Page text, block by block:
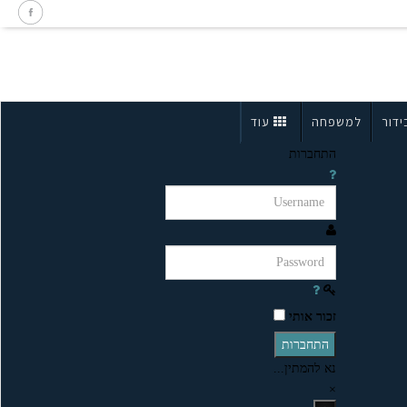
למשפחה עוד
התחברות
זכור אותי
התחברות
נא להמתין...
×